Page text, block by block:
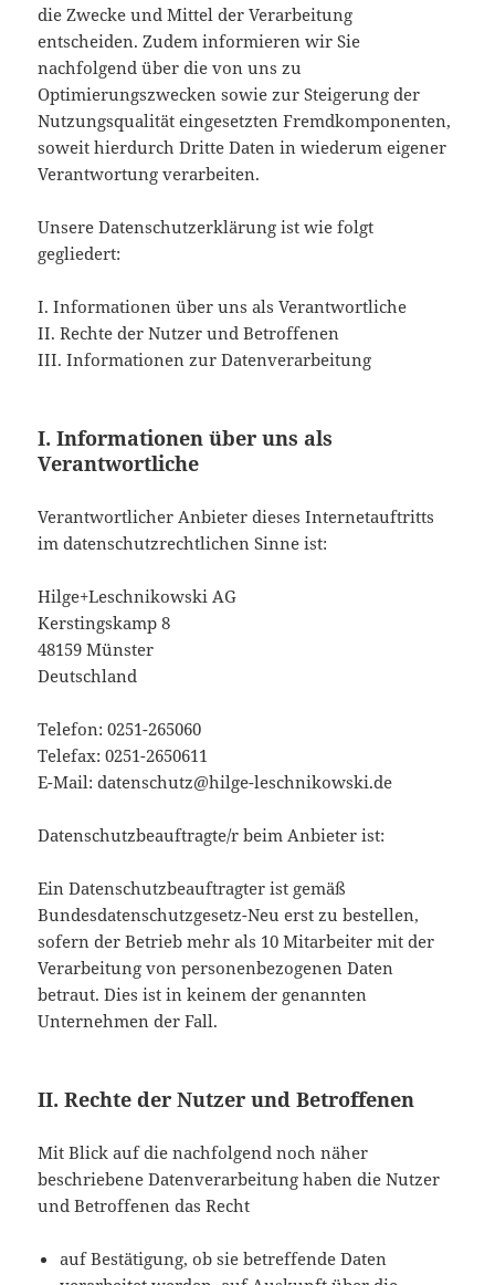
die Zwecke und Mittel der Verarbeitung
entscheiden. Zudem informieren wir Sie
nachfolgend über die von uns zu
Optimierungszwecken sowie zur Steigerung der
Nutzungsqualität eingesetzten Fremdkomponenten,
soweit hierdurch Dritte Daten in wiederum eigener
Verantwortung verarbeiten.
Unsere Datenschutzerklärung ist wie folgt
gegliedert:
I. Informationen über uns als Verantwortliche
II. Rechte der Nutzer und Betroffenen
III. Informationen zur Datenverarbeitung
I. Informationen über uns als
Verantwortliche
Verantwortlicher Anbieter dieses Internetauftritts
im datenschutzrechtlichen Sinne ist:
Hilge+Leschnikowski AG
Kerstingskamp 8
48159 Münster
Deutschland
Telefon: 0251-265060
Telefax: 0251-2650611
E-Mail: datenschutz@hilge-leschnikowski.de
Datenschutzbeauftragte/r beim Anbieter ist:
Ein Datenschutzbeauftragter ist gemäß
Bundesdatenschutzgesetz-Neu erst zu bestellen,
sofern der Betrieb mehr als 10 Mitarbeiter mit der
Verarbeitung von personenbezogenen Daten
betraut. Dies ist in keinem der genannten
Unternehmen der Fall.
II. Rechte der Nutzer und Betroffenen
Mit Blick auf die nachfolgend noch näher
beschriebene Datenverarbeitung haben die Nutzer
und Betroffenen das Recht
auf Bestätigung, ob sie betreffende Daten